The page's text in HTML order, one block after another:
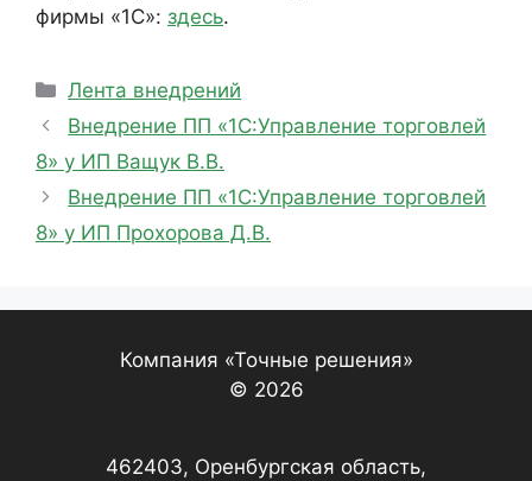
фирмы «1С»: здесь.
Рубрики
Лента внедрений
Внедрение ПП «1С:Управление торговлей
8» у ИП Ващук В.В.
Внедрение ПП «1С:Управление торговлей
8» у ИП Прохорова Д.В.
Компания «Точные решения»
© 2026
462403, Оренбургская область,